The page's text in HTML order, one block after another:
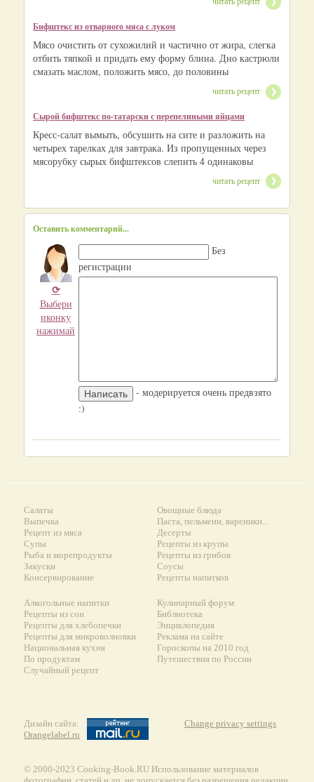
Бифштекс из отварного мяса с луком
Мясо очистить от сухожилий и частично от жира, слегка
отбить тяпкой и придать ему форму блина. Дно кастрюли
смазать маслом, положить мясо, до половины
читать рецепт
Сырой бифштекс по-татарски с перепелиными яйцами
Кресс-салат вымыть, обсушить на сите и разложить на
четырех тарелках для завтрака. Из пропущенных через
мясорубку сырых бифштексов слепить 4 одинаковы
читать рецепт
Оставить комментарий...
⟳
Выбери
иконку
нажимай
Без
регистрации
- модерируется очень предвзято
:)
Салаты
Выпечка
Рецепт из мяса
Супы
Рыба и морепродукты
Закуски
Консервирование
Овощные блюда
Паста, пельмени, вареники...
Десерты
Рецепты из крупы
Рецепты из грибов
Соусы
Рецепты напитков
Алкогольные напитки
Рецепты из сои
Рецепты для хлебопечки
Рецепты для микроволновки
Национальная кухня
По продуктам
Случайный рецепт
Кулинарный форум
Библиотека
Энциклопедия
Реклама на сайте
Гороскопы на 2010 год
Путешествия по России
Дизайн сайта:
Orangelabel.ru
Change privacy settings
© 2000-2023 Сooking-Book.RU Использование материалов